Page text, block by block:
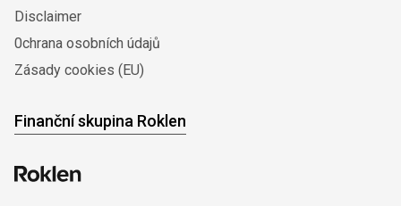
Disclaimer
0chrana osobních údajů
Zásady cookies (EU)
Finanční skupina Roklen